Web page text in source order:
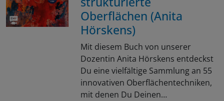
Oberflächen (Anita
Hörskens)
Mit diesem Buch von unserer
Dozentin Anita Hörskens entdeckst
Du eine vielfältige Sammlung an 55
innovativen Oberflächentechniken,
mit denen Du Deinen…